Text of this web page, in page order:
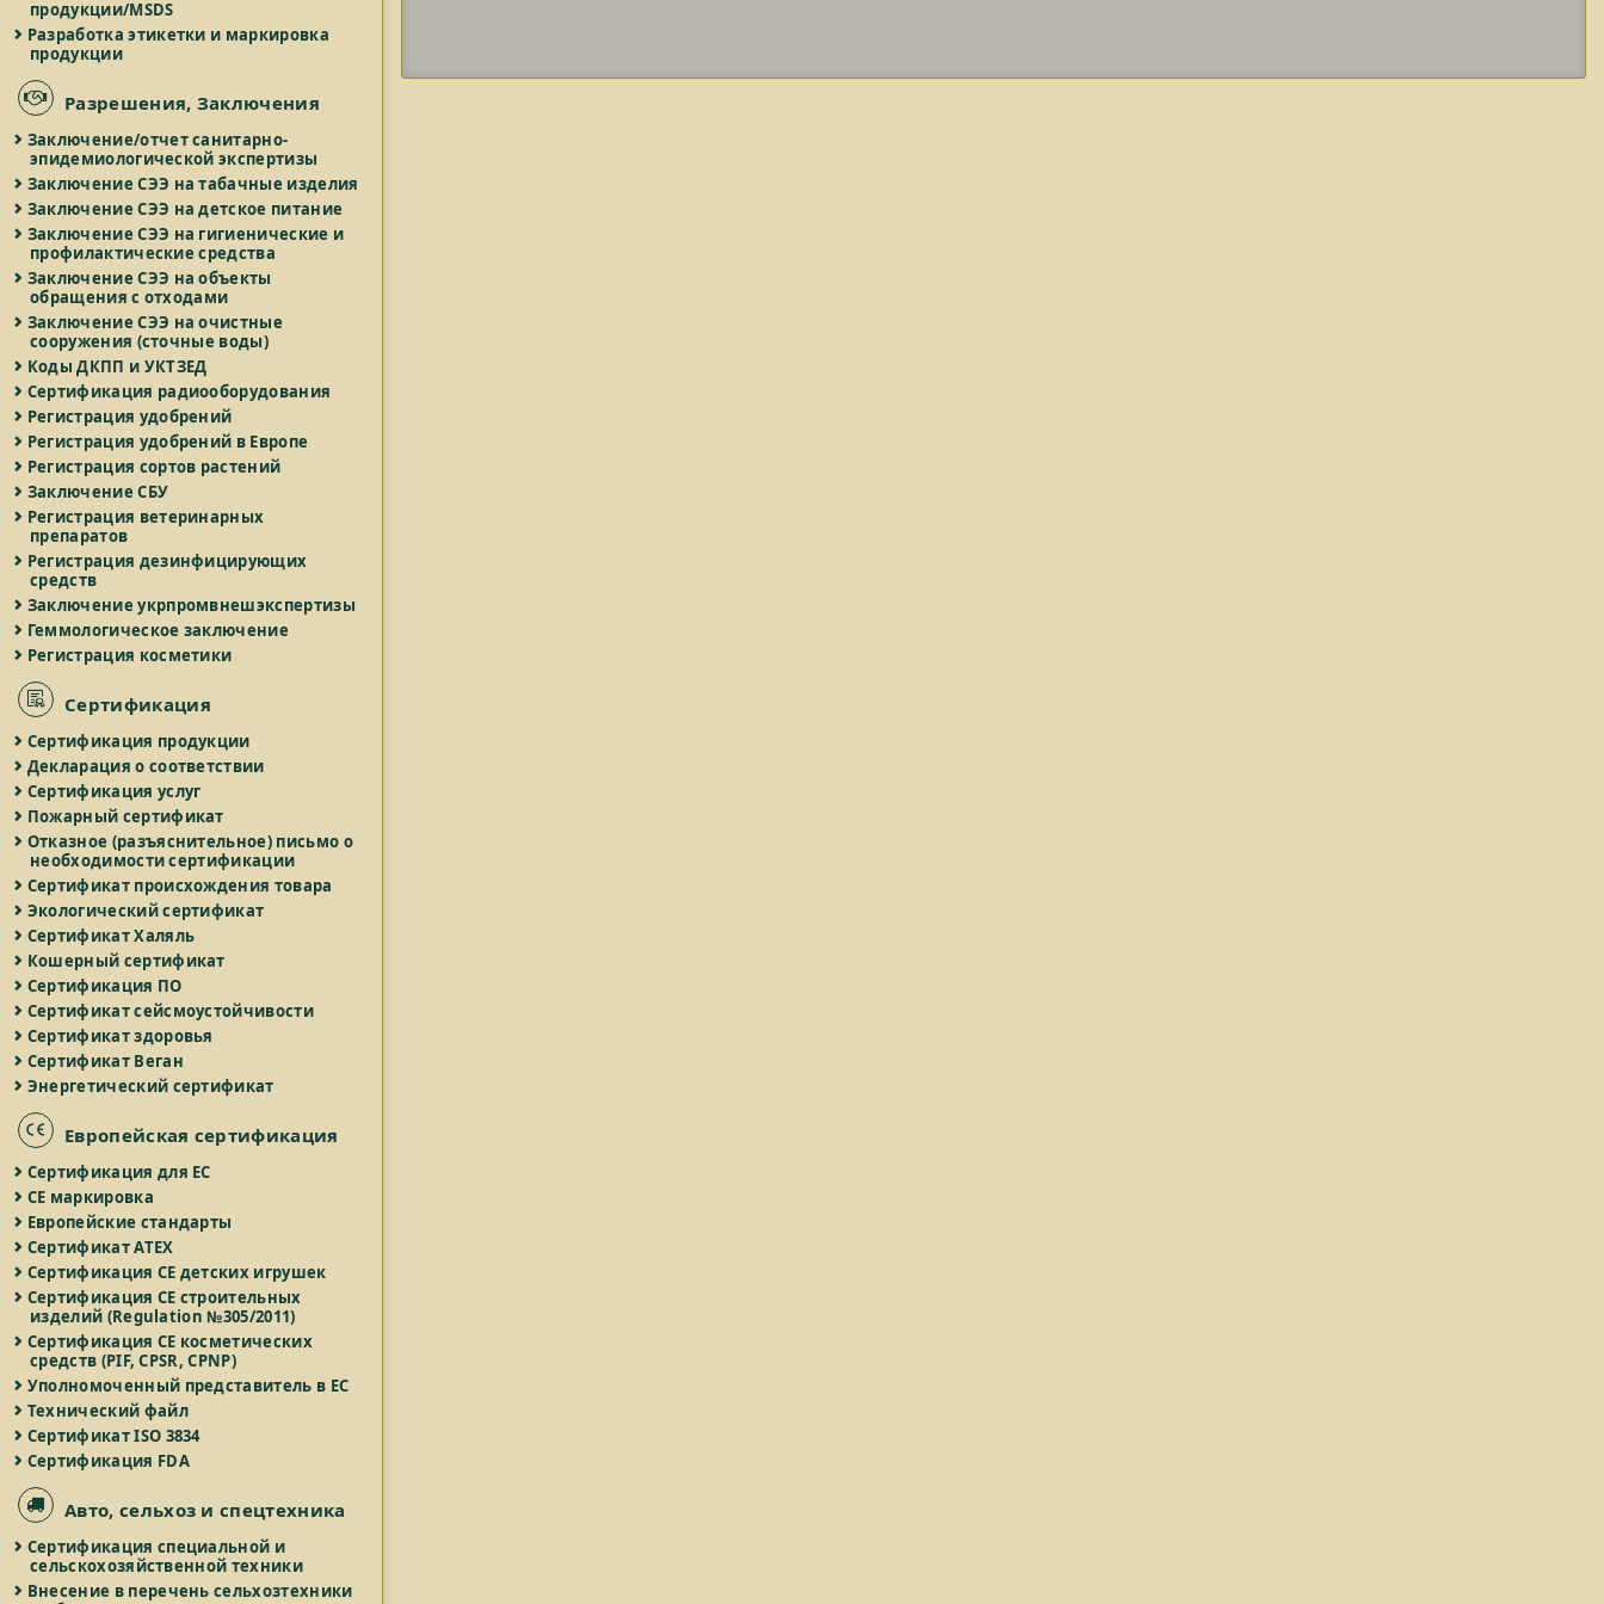
продукции/MSDS
Разработка этикетки и маркировка
продукции
Разрешения, Заключения
Заключение/отчет санитарно-
эпидемиологической экспертизы
Заключение СЭЭ на табачные изделия
Заключение СЭЭ на детское питание
Заключение СЭЭ на гигиенические и
профилактические средства
Заключение СЭЭ на объекты
обращения с отходами
Заключение СЭЭ на очистные
сооружения (сточные воды)
Коды ДКПП и УКТЗЕД
Сертификация радиооборудования
Регистрация удобрений
Регистрация удобрений в Европе
Регистрация сортов растений
Заключение СБУ
Регистрация ветеринарных
препаратов
Регистрация дезинфицирующих
средств
Заключение укрпромвнешэкспертизы
Геммологическое заключение
Регистрация косметики
Сертификация
Сертификация продукции
Декларация о соответствии
Сертификация услуг
Пожарный сертификат
Отказное (разъяснительное) письмо о
необходимости сертификации
Сертификат происхождения товара
Экологический сертификат
Сертификат Халяль
Кошерный сертификат
Сертификация ПО
Сертификат сейсмоустойчивости
Сертификат здоровья
Сертификат Веган
Энергетический сертификат
Европейская сертификация
Сертификация для ЕС
СЕ маркировка
Европейские стандарты
Сертификат ATEX
Сертификация СЕ детских игрушек
Сертификация СЕ строительных
изделий (Regulation №305/2011)
Сертификация СЕ косметических
средств (PIF, CPSR, CPNP)
Уполномоченный представитель в ЕС
Технический файл
Сертификат ISO 3834
Сертификация FDA
Авто, сельхоз и спецтехника
Сертификация специальной и
сельскохозяйственной техники
Внесение в перечень сельхозтехники